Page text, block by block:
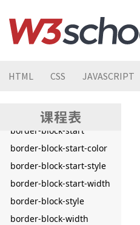
HTML CSS JAVASCRIPT
border-block
border-block-color
border-block-end-color
border-block-end-width
border-block-start
border-block-start-color
border-block-start-style
border-block-start-width
border-block-style
border-block-width